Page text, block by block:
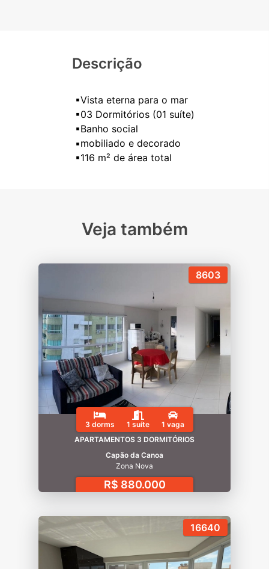
Descrição
▪Vista eterna para o mar
▪03 Dormitórios (01 suíte)
▪Banho social
▪mobiliado e decorado
Veja também
8603
3 dorms 1 suíte
1 vaga
APARTAMENTOS 3 DORMITÓRIOS
Capão da Canoa
Zona Nova
R$ 880.000
16640